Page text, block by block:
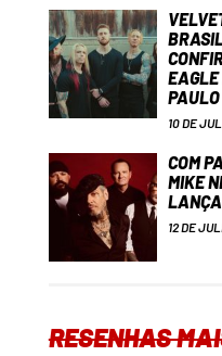
EAGLE
PAULO
10 DE
COM
MIKE
LANÇA
12 DE
RESENHAS